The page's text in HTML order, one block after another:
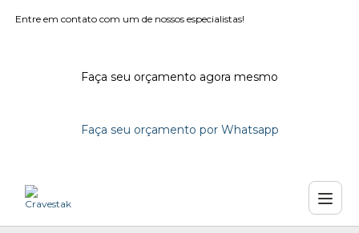
Entre em contato com um de nossos especialistas!
Faça seu orçamento agora mesmo
Faça seu orçamento por Whatsapp